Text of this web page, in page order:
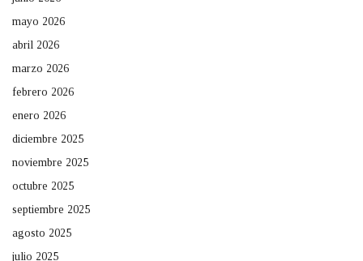
mayo 2026
abril 2026
marzo 2026
febrero 2026
enero 2026
diciembre 2025
noviembre 2025
octubre 2025
septiembre 2025
agosto 2025
julio 2025